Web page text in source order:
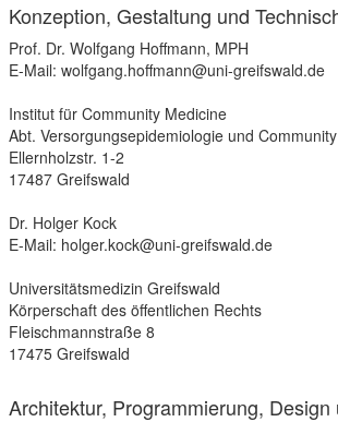
Konzeption, Gestaltung und
Prof. Dr. Wolfgang Hoffmann, MPH
E-Mail: wolfgang.hoffmann@uni-greifswald.de
Institut für Community Medicine
Abt. Versorgungsepidemiologie und
Ellernholzstr. 1-2
17487 Greifswald
Dr. Holger Kock
E-Mail: holger.kock@uni-greifswald.de
Universitätsmedizin Greifswald
Körperschaft des öffentlichen Rechts
Fleischmannstraße 8
17475 Greifswald
Architektur, Programmierung,